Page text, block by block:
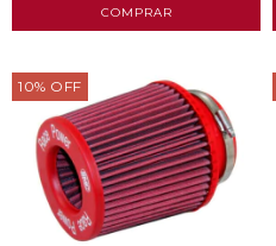
10% OFF